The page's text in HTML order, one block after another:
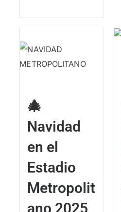
🎄
Navidad
en el
Estadio
Metropolit
ano 2025